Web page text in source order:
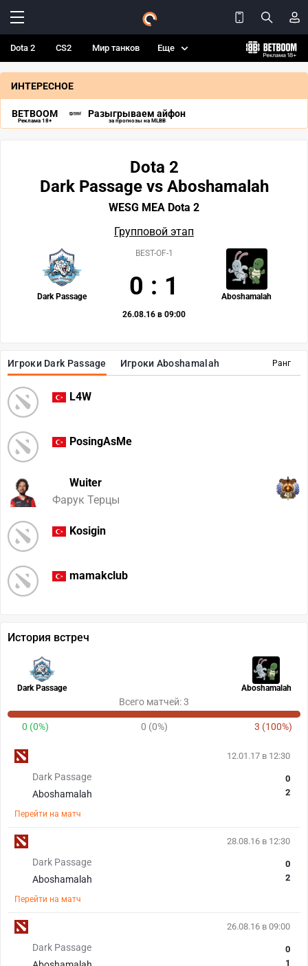
Dota 2 CS2 Мир танков Еще
ИНТЕРЕСНОЕ
BETBOOM
Реклама 18+
Разыгрываем айфон
за прогнозы на MLBB
Ранг
Игроки Dark Passage Игроки Aboshamalah
L4W
PosingAsMe
Wuiter
Фарук Терцы
401
Kosigin
mamakclub
Dota 2
Dark Passage vs Aboshamalah
WESG MEA Dota 2
Групповой этап
Dark Passage Aboshamalah
BEST-OF-1
0 : 1
26.08.16 в 09:00
История встреч
Dark Passage Aboshamalah
Всего матчей: 3
0 (0%) 0 (0%) 3 (100%)
12.01.17 в 12:30
Dark Passage
Aboshamalah
0
2
Перейти на матч
28.08.16 в 12:30
Dark Passage
Aboshamalah
0
2
Перейти на матч
26.08.16 в 09:00
Dark Passage
0
1